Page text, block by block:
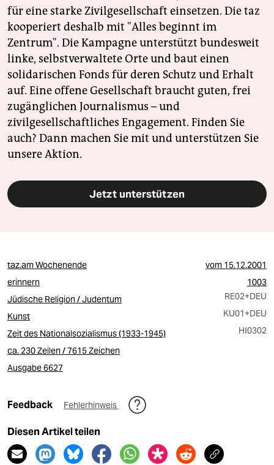
für eine starke Zivilgesellschaft einsetzen. Die taz
kooperiert deshalb mit "Alles beginnt im
Zentrum". Die Kampagne unterstützt bundesweit
linke, selbstverwaltete Orte und baut einen
solidarischen Fonds für deren Schutz und Erhalt
auf. Eine offene Gesellschaft braucht guten, frei
zugänglichen Journalismus – und
zivilgesellschaftliches Engagement. Finden Sie
auch? Dann machen Sie mit und unterstützen Sie
unsere Aktion.
Jetzt unterstützen
taz.am Wochenende vom 15.12.2001
erinnern
1003
Jüdische Religion / Judentum
RE02+DEU
Kunst
KU01+DEU
Zeit des Nationalsozialismus (1933-1945)
HI0302
ca. 230 Zeilen / 7615 Zeichen
Ausgabe 6627
Feedback Fehlerhinweis
Diesen Artikel teilen